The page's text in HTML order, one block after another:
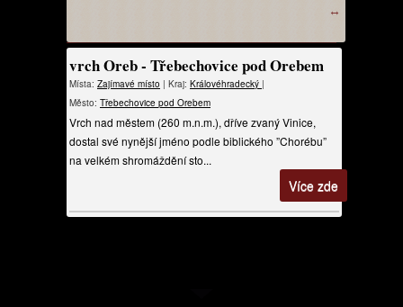
↔
vrch Oreb - Třebechovice pod Orebem
Místa: Zajímavé místo | Kraj: Královéhradecký |
Město: Třebechovice pod Orebem
Vrch nad městem (260 m.n.m.), dříve zvaný Vinice,
dostal své nynější jméno podle biblického ”Chorébu”
na velkém shromáždění sto...
Více zde